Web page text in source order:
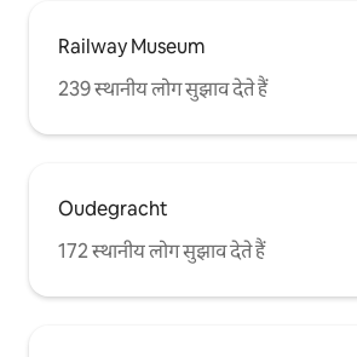
Railway Museum
239 स्थानीय लोग सुझाव देते हैं
Oudegracht
172 स्थानीय लोग सुझाव देते हैं